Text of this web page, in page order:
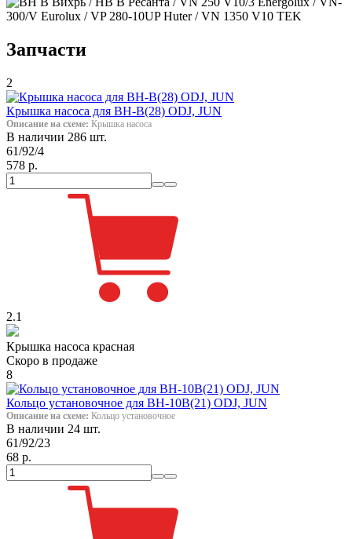
Запчасти
2
Крышка насоса для ВН-В(28) ODJ, JUN
Описание на схеме: Крышка насоса
В наличии 286 шт.
61/92/4
578 р.
2.1
Крышка насоса красная
Скоро в продаже
8
Кольцо установочное для ВН-10В(21) ODJ, JUN
Описание на схеме: Кольцо установочное
В наличии 24 шт.
61/92/23
68 р.